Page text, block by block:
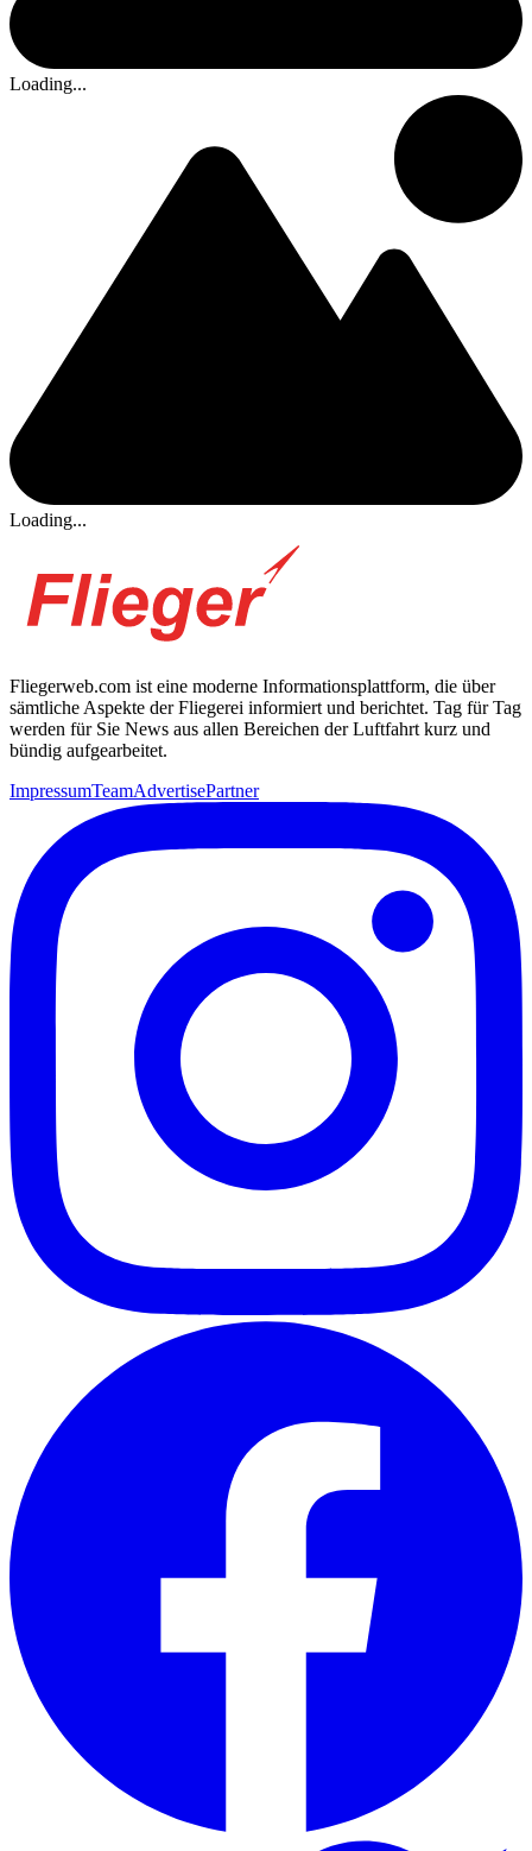
Loading...
Loading...
Fliegerweb.com ist eine moderne Informationsplattform, die über
sämtliche Aspekte der Fliegerei informiert und berichtet. Tag für Tag
werden für Sie News aus allen Bereichen der Luftfahrt kurz und
bündig aufgearbeitet.
ImpressumTeamAdvertisePartner